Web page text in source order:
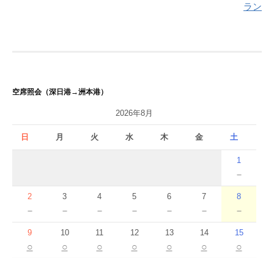
ョ
ン
ラン
空席照会（深日港→洲本港）
2026年8月
日 月 火 水 木 金 土
1
－
2
－
3
－
4
－
5
－
6
－
7
－
8
－
9
○
10
○
11
○
12
○
13
○
14
○
15
○